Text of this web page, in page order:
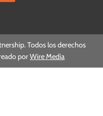
Todos los derechos
porWire Media